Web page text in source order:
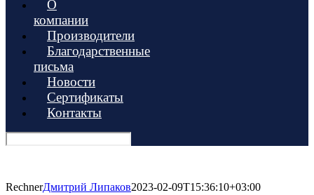
О
компании
Производители
Благодарственные
письма
Новости
Сертификаты
Контакты
RechnerДмитрий Липаков2023-02-09T15:36:10+03:00